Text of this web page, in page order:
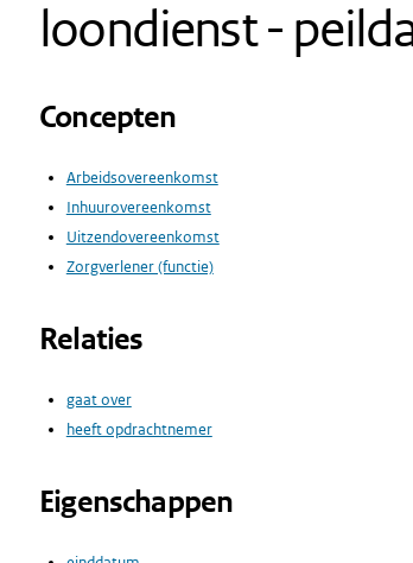
loondienst -
Concepten
Arbeidsovereenkomst
Inhuurovereenkomst
Uitzendovereenkomst
Zorgverlener (functie)
Relaties
gaat over
heeft opdrachtnemer
Eigenschappen